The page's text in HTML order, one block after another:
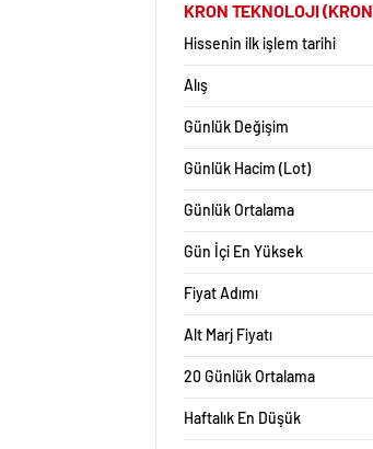
KRON TEKNOLOJI
Hissenin ilk işlem tarihi
Alış
Günlük Değişim
Günlük Hacim (Lot)
Günlük Ortalama
Gün İçi En Yüksek
Fiyat Adımı
Alt Marj Fiyatı
20 Günlük Ortalama
Haftalık En Düşük